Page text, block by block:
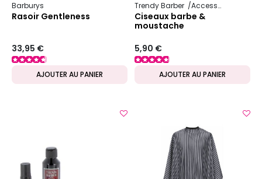
Barburys
Rasoir Gentleness
33,95 €
AJOUTER AU PANIER
Trendy Barber Accessoire pour homme
Ciseaux barbe &
moustache
5,90 €
AJOUTER AU PANIER